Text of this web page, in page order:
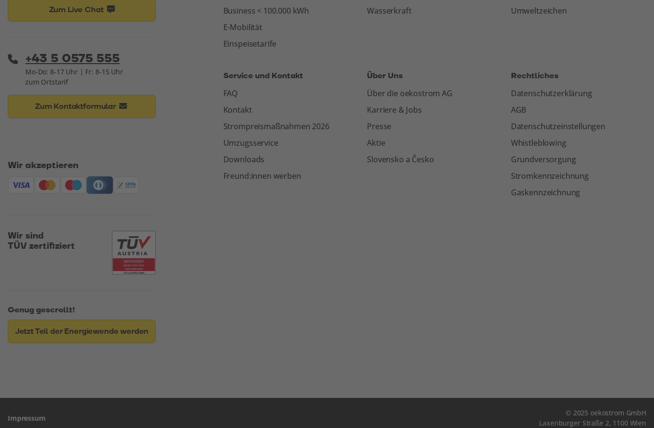
Zum Live Chat
+43 5 0575 555
Mo-Do: 8-17 Uhr | Fr: 8-15 Uhr
zum Ortstarif
Zum Kontaktformular
Wir akzeptieren
Wir sind
TÜV zertifiziert
Genug gescrollt!
Jetzt Teil der Energiewende werden
Business < 100.000 kWh
E-Mobilität
Einspeisetarife
Wasserkraft
Umweltzeichen
Service und Kontakt
FAQ
Kontakt
Strompreismaßnahmen 2026
Umzugsservice
Downloads
Freund:innen werben
Über Uns
Über die oekostrom AG
Karriere & Jobs
Presse
Aktie
Slovensko a Česko
Rechtliches
Datenschutzerklärung
AGB
Datenschutzeinstellungen
Whistleblowing
Grundversorgung
Stromkennzeichnung
Gaskennzeichnung
© 2025 oekostrom GmbH
Laxenburger Straße 2, 1100 Wien
Impressum